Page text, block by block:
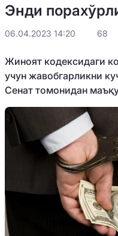
Энди
06.04.2023 14:20 68
Жиноят кодексидаги
учун жавобгарликни
Сенат томонидан